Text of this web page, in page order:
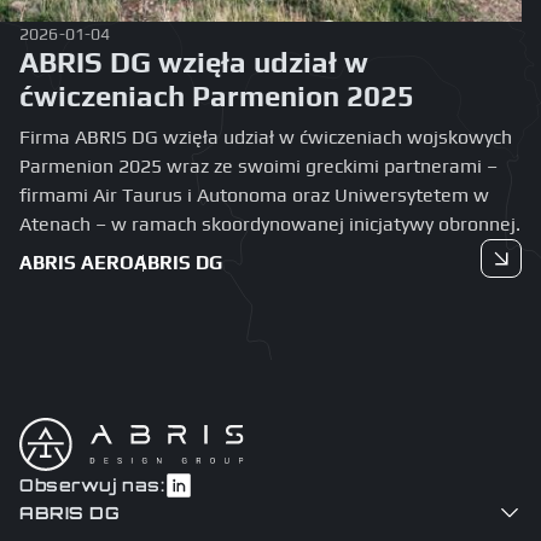
2026-01-04
ABRIS DG wzięła udział w
ćwiczeniach Parmenion 2025
Firma ABRIS DG wzięła udział w ćwiczeniach wojskowych
Parmenion 2025 wraz ze swoimi greckimi partnerami –
firmami Air Taurus i Autonoma oraz Uniwersytetem w
Atenach – w ramach skoordynowanej inicjatywy obronnej.
ABRIS AEROABRIS DG
Obserwuj nas:
ABRIS DG